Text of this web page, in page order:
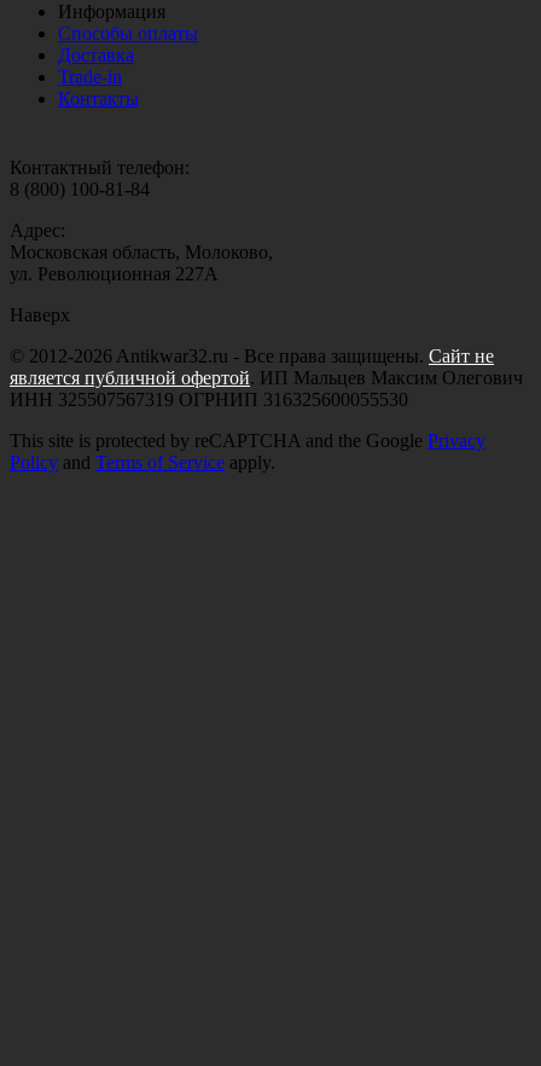
Информация
Способы оплаты
Доставка
Trade-in
Контакты
Контактный телефон:
8 (800) 100-81-84
Адрес:
Московская область, Молоково,
ул. Революционная 227А
Наверх
© 2012-2026 Antikwar32.ru - Все права защищены. Сайт не
является публичной офертой. ИП Мальцев Максим Олегович
ИНН 325507567319 ОГРНИП 316325600055530
This site is protected by reCAPTCHA and the Google Privacy
Policy and Terms of Service apply.